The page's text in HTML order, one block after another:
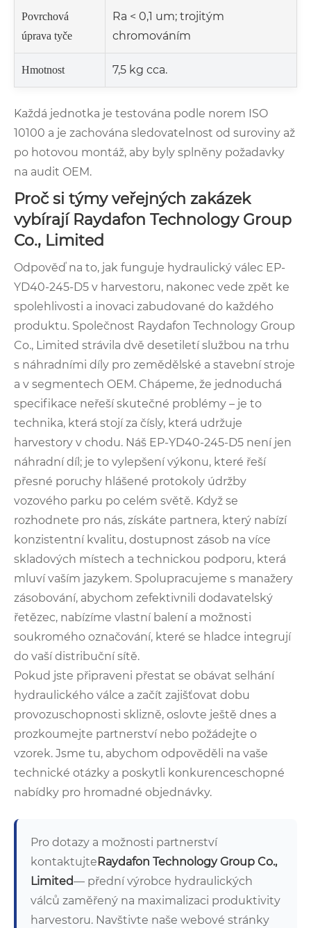
Povrchová
úprava tyče
Ra < 0,1 um; trojitým
chromováním
Hmotnost 7,5 kg cca.
Každá jednotka je testována podle norem ISO
10100 a je zachována sledovatelnost od suroviny až
po hotovou montáž, aby byly splněny požadavky
na audit OEM.
Proč si týmy veřejných zakázek
vybírají Raydafon Technology Group
Co., Limited
Odpověď na to, jak funguje hydraulický válec EP-
YD40-245-D5 v harvestoru, nakonec vede zpět ke
spolehlivosti a inovaci zabudované do každého
produktu. Společnost Raydafon Technology Group
Co., Limited strávila dvě desetiletí službou na trhu
s náhradními díly pro zemědělské a stavební stroje
a v segmentech OEM. Chápeme, že jednoduchá
specifikace neřeší skutečné problémy – je to
technika, která stojí za čísly, která udržuje
harvestory v chodu. Náš EP-YD40-245-D5 není jen
náhradní díl; je to vylepšení výkonu, které řeší
přesné poruchy hlášené protokoly údržby
vozového parku po celém světě. Když se
rozhodnete pro nás, získáte partnera, který nabízí
konzistentní kvalitu, dostupnost zásob na více
skladových místech a technickou podporu, která
mluví vaším jazykem. Spolupracujeme s manažery
zásobování, abychom zefektivnili dodavatelský
řetězec, nabízíme vlastní balení a možnosti
soukromého označování, které se hladce integrují
do vaší distribuční sítě.
Pokud jste připraveni přestat se obávat selhání
hydraulického válce a začít zajišťovat dobu
provozuschopnosti sklizně, oslovte ještě dnes a
prozkoumejte partnerství nebo požádejte o
vzorek. Jsme tu, abychom odpověděli na vaše
technické otázky a poskytli konkurenceschopné
nabídky pro hromadné objednávky.
Pro dotazy a možnosti partnerství
kontaktujteRaydafon Technology Group Co.,
Limited— přední výrobce hydraulických
válců zaměřený na maximalizaci produktivity
harvestoru. Navštivte naše webové stránky